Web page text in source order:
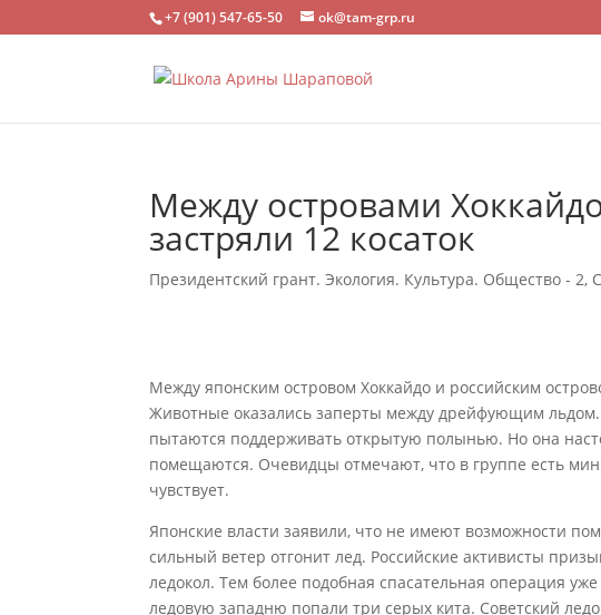
+7 (901) 547-65-50 ok@tam-grp.ru
Между островами
застряли 12 косаток
Президентский грант. Экология. Культура. Общество - 2,
Между японским островом Хоккайдо и российским
Животные оказались заперты между дрейфующим льдом.
пытаются поддерживать открытую полынью. Но она
помещаются. Очевидцы отмечают, что в группе есть
чувствует.
Японские власти заявили, что не имеют возможности
сильный ветер отгонит лед. Российские активисты
ледокол. Тем более подобная спасательная операция
ледовую западню попали три серых кита. Советский